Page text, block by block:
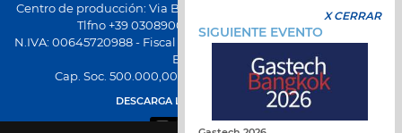
Centro de producción: Via Brognolo 12, Passirano (Brescia) Italia
Tlfno +39 0308900145 Fax +39 0308900423
N.IVA: 00645720988 - Fiscal Code: 01661640175 - Inscripción REA
BS-258271
Cap. Soc. 500.000,00 € totalmente desembolsado
DESCARGA LA NUEVA APP OMAL
X CERRAR
SIGUIENTE EVENTO